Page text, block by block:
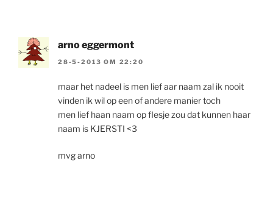
arno eggermont
28-5-2013 OM 22:20
maar het nadeel is men lief aar naam zal ik nooit
vinden ik wil op een of andere manier toch
men lief haan naam op flesje zou dat kunnen haar
naam is KJERSTI <3
mvg arno